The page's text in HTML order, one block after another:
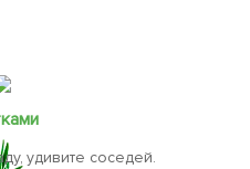
удивите соседей.